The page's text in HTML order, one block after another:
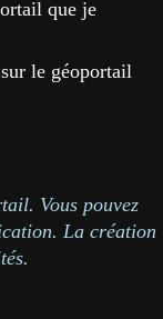
que je
le géoportail
Vous pouvez
La création